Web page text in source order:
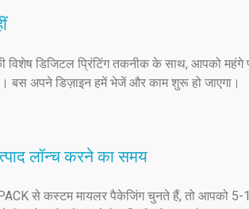
विशेष डिजिटल प्रिंटिंग तकनीक के साथ, आपको
बस अपने डिज़ाइन हमें भेजें और काम शुरू हो जाएगा।
लॉन्च करने का समय
से कस्टम मायलर पैकेजिंग चुनते हैं, तो आपको 5-